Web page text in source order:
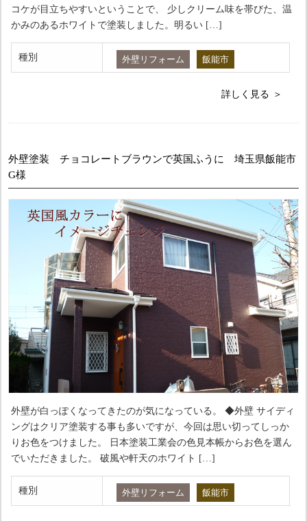
コケが目立ちやすいということで、 少しクリーム味を帯びた、温
かみのあるホワイトで塗装しました。明るい […]
種別 外壁リフォーム 飯能市
詳しく見る
外壁塗装 チョコレートブラウンで英国ふうに 埼玉県飯能市
G様
外壁が白っぽくなってきたのが気になっている。 ◆外壁 サイディ
ングはクリア塗装する事も多いですが、今回は思い切ってしっか
りお色をつけました。 日本塗装工業会の色見本帳からお色を選ん
でいただきました。 破風や軒天のホワイト […]
種別 外壁リフォーム 飯能市